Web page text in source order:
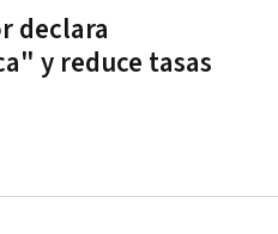
declara
y reduce tasas